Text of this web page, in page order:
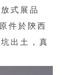
式展品
件於陝西
出土，真